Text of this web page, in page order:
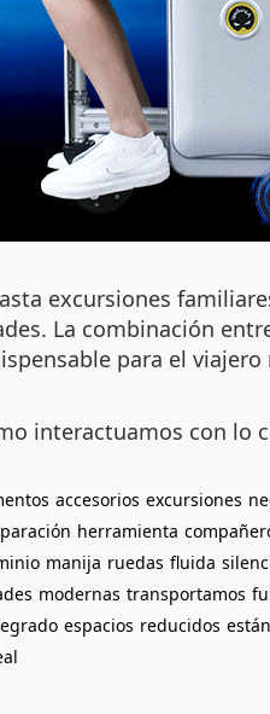
excursiones
La combinación
para el viajero
interactuamos con lo
accesorios excursiones
herramienta
manija ruedas fluida
modernas transportamos
espacios reducidos